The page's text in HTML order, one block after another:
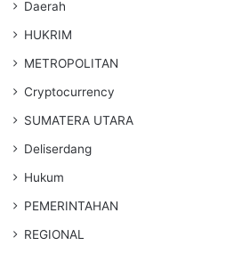
Daerah
HUKRIM
METROPOLITAN
Cryptocurrency
SUMATERA UTARA
Deliserdang
Hukum
PEMERINTAHAN
REGIONAL